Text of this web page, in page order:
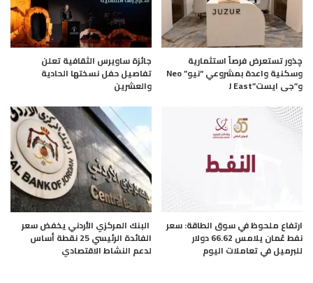
چذور تستعرض فرصاً استثمارية
وسكنية واعدة بمشروعي “نيو” Neo
و”جى ايست”J East
جائزة ساويرس الثقافية تعلن
تفاصيل حفل نسختها الحادية
والعشرين
ارتفاع ملحوظ في سوق الطاقة: سعر
نفط عُمان يلامس 66.62 دولار
للبرميل في تعاملات اليوم
البنك المركزي الأردني يخفض سعر
الفائدة الرئيسي 25 نقطة أساس
لدعم النشاط الاقتصادي